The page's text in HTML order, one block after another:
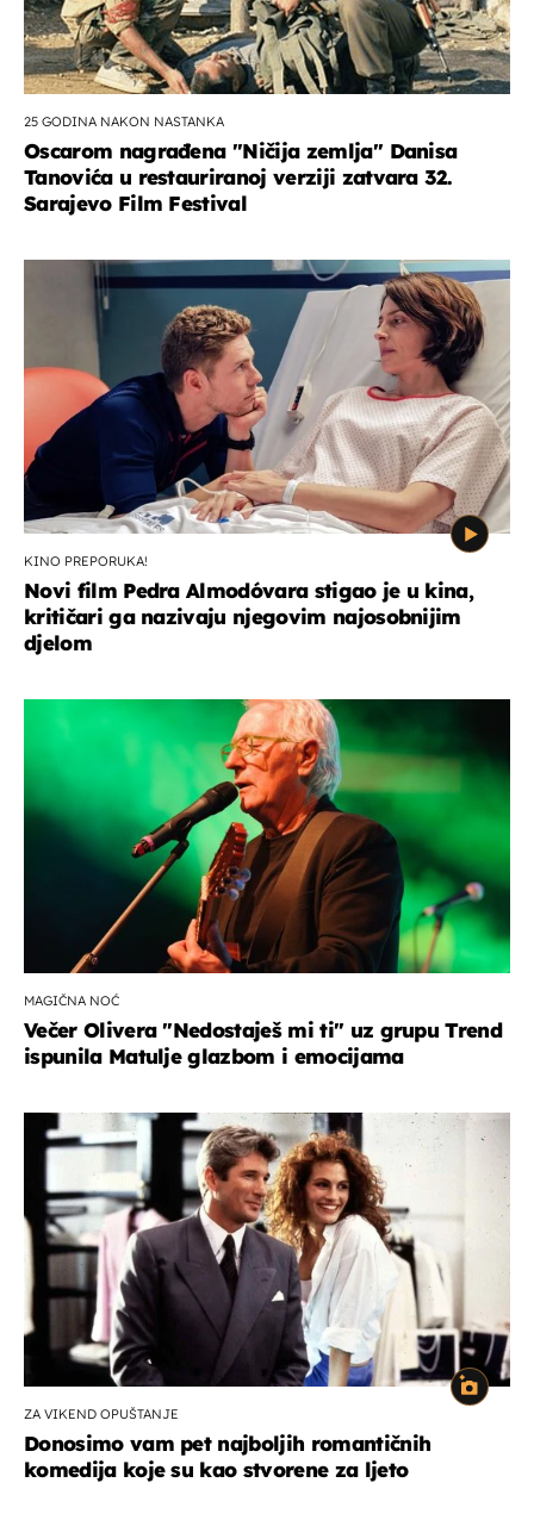
25 GODINA NAKON NASTANKA
Oscarom nagrađena ''Ničija zemlja'' Danisa
Tanovića u restauriranoj verziji zatvara 32.
Sarajevo Film Festival
KINO PREPORUKA!
Novi film Pedra Almodóvara stigao je u kina,
kritičari ga nazivaju njegovim najosobnijim
djelom
MAGIČNA NOĆ
Večer Olivera "Nedostaješ mi ti" uz grupu Trend
ispunila Matulje glazbom i emocijama
ZA VIKEND OPUŠTANJE
Donosimo vam pet najboljih romantičnih
komedija koje su kao stvorene za ljeto